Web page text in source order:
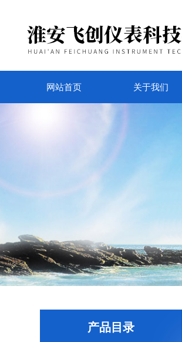
网站首页 关于我们
产品目录